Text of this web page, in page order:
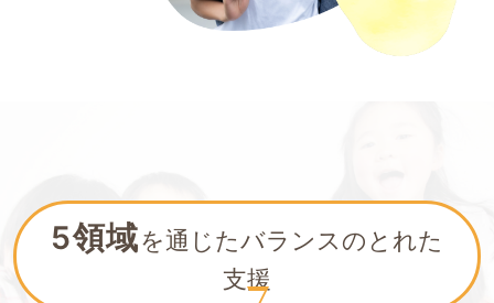
5領域を通じたバランスのとれた
支援